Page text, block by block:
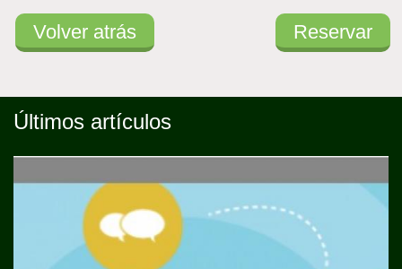
Volver atrás Reservar
Últimos artículos